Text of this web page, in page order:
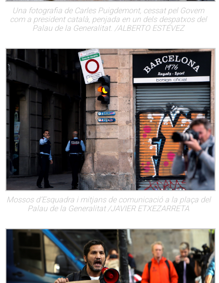
Una fotografia de Carles Puigdemont, cessat pel Govern
com a president català, penjada en un dels despatxos del
Palau de la Generalitat. /ALBERTO ESTÉVEZ
Mossos d’Esquadra i mitjans de comunicació a la plaça del
Palau de la Generalitat /JAVIER ETXEZARRETA